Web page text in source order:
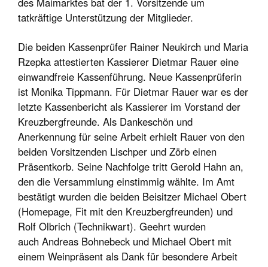
tatkräftige Unterstützung der Mitglieder.
Die beiden Kassenprüfer Rainer Neukirch und Maria
Rzepka attestierten Kassierer Dietmar Rauer eine
einwandfreie Kassenführung. Neue Kassenprüferin
ist Monika Tippmann. Für Dietmar Rauer war es der
letzte Kassenbericht als Kassierer im Vorstand der
Kreuzbergfreunde. Als Dankeschön und
Anerkennung für seine Arbeit erhielt Rauer von den
beiden Vorsitzenden Lischper und Zörb einen
Präsentkorb. Seine Nachfolge tritt Gerold Hahn an,
den die Versammlung einstimmig wählte. Im Amt
bestätigt wurden die beiden Beisitzer Michael Obert
(Homepage, Fit mit den Kreuzbergfreunden) und
Rolf Olbrich (Technikwart). Geehrt wurden
auch Andreas Bohnebeck und Michael Obert mit
einem Weinpräsent als Dank für besondere Arbeit